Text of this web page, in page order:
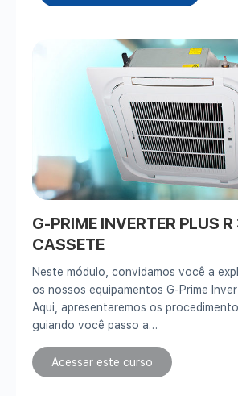
G-PRIME INVERTER PLUS
CASSETE
Neste módulo, convidamos você a
os nossos equipamentos G-Prime
Aqui, apresentaremos os
guiando você passo a…
Acessar este curso